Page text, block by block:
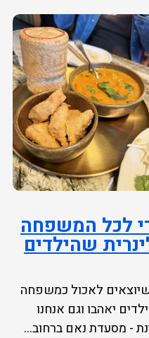
לכל המשפחה
שהילדים
לאכול כמשפחה
יאהבו וגם אנחנו
- מסעדת נאם ברחוב...